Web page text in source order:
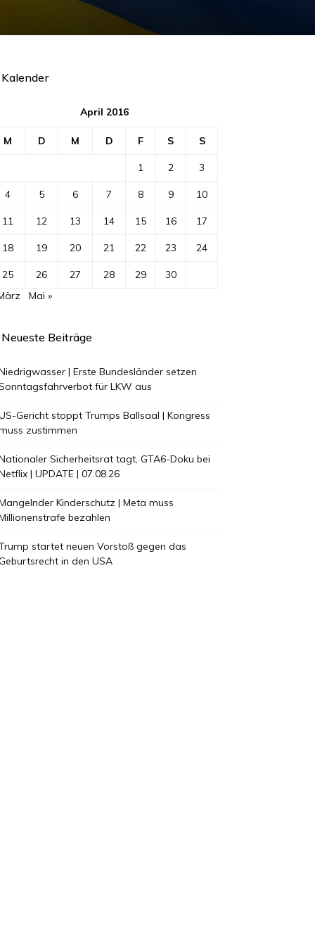
Kalender
April 2016
M D M D F S S
1 2 3
4 5 6 7 8 9 10
11 12 13 14 15 16 17
18 19 20 21 22 23 24
25 26 27 28 29
30
Mai »
Neueste Beiträge
| Erste Bundesländer setzen
für LKW aus
Gericht stoppt Trumps Ballsaal | Kongress
zustimmen
Sicherheitsrat tagt, GTA6-Doku bei
| UPDATE | 07.08.26
Kinderschutz | Meta muss
bezahlen
startet neuen Vorstoß gegen das
in den USA